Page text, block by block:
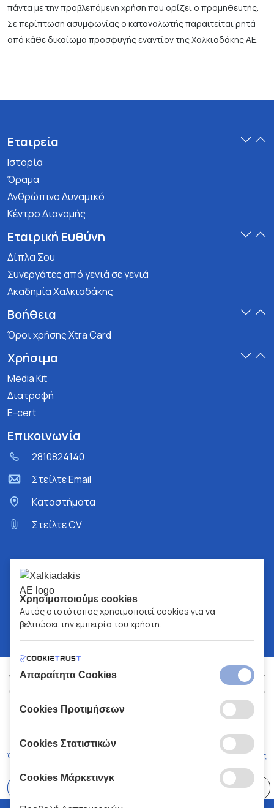
πάντα με την προβλεπόμενη χρήση που ορίζει ο προμηθευτής.
Σε περίπτωση ασυμφωνίας ο καταναλωτής παραιτείται ρητά
από κάθε δικαίωμα προσφυγής εναντίον της Χαλκιαδάκης ΑΕ.
Εταιρεία
Ιστορία
Όραμα
Ανθρώπινο Δυναμικό
Κέντρο Διανομής
Εταιρική Ευθύνη
Δίπλα Σου
Συνεργάτες από γενιά σε γενιά
Ακαδημία Χαλκιαδάκης
Βοήθεια
Όροι χρήσης Xtra Card
Χρήσιμα
Media Kit
Διατροφή
E-cert
Επικοινωνία
2810824140
Στείλτε Email
Kαταστήματα
Στείλτε CV
ΧΑΛΚΙΑΔΑΚΗΣ Α.Ε.
Όροι και Προϋποθέσεις Κώδικας Δεοντολογίας
Χρησιμοποιούμε cookies
Αυτός ο ιστότοπος χρησιμοποιεί cookies για να
βελτιώσει την εμπειρία του χρήστη.
Απαραίτητα Cookies
Cookies Προτιμήσεων
Cookies Στατιστικών
Cookies Μάρκετινγκ